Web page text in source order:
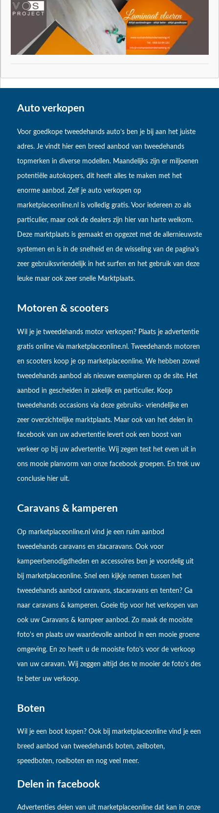
Auto verkopen
Voor goedkope tweedehands auto’s ben je bij aan het juiste
adres. Je vindt hier een breed aanbod van tweedehands
topmerken in diverse modellen. Maandelijks zijn er miljoenen
potentiële autokopers, dit heeft alles te maken met het
enorme aanbod. Zelf je auto verkopen op
marketplaceonline.nl is volledig gratis. Voor iedereen zo als
particulier, maar ook de dealers zijn hier van harte welkom.
Deze marktplaats is gemaakt en opgezet met de allernieuwste
systemen en is in de snelheid en de wisseling van de pagina's
zeer gebruiksvriendelijk in het surfen en het gebruik van deze
leuke maar ook zeer snelle Marktplaats.
Motoren & scooters
Wil je je tweedehands motor verkopen? Plaats je advertentie
gratis online via marketplaceonline.nl. Tweedehands motoren
en scooters koop je op marketplaceonline. We hebben zowel
tweedehands aanbod als nieuwe exemplaren op de site. Het
aanbod in gescheiden in zakelijk en particulier. Koop
tweedehands occasions via deze gebruiks- vriendelijke en
zeer overzichtelijke marktplaats. Maar ook van het delen in
facebook van uw advertentie levert ook een boost van
verkeer op bij uw advertentie. Wij zegen test het even uit in
ons mooie planvorm van onze facebook groepen. En trek uw
conclusie hier uit.
Caravans & kamperen
Op marketplaceonline.nl vind je een ruim aanbod
tweedehands caravans en stacaravans. Ook voor
kampeerbenodigdheden en accessoires ben je voordelig uit
bij marketplaceonline. Snel een kijkje nemen tussen het
tweedehands aanbod caravans, stacaravans en tenten? Ga
naar caravans & kamperen. Goeie tip voor het verkopen van
ook uw Caravans & kampeer aanbod. Zo maak de mooiste
foto's en plaats uw waardevolle aanbod in een mooie groene
omgeving. En zo heeft u de mooiste foto's voor de verkoop
van uw caravan. Wij zeggen altijd des te mooier de foto's des
te beter uw verkoop.
Boten
Wil je een boot kopen? Ook bij marketplaceonline vind je een
breed aanbod van tweedehands boten, zeilboten,
speedboten, roeiboten en nog veel meer.
Delen in facebook
Advertenties delen van uit marketplaceonline dat kan in onze